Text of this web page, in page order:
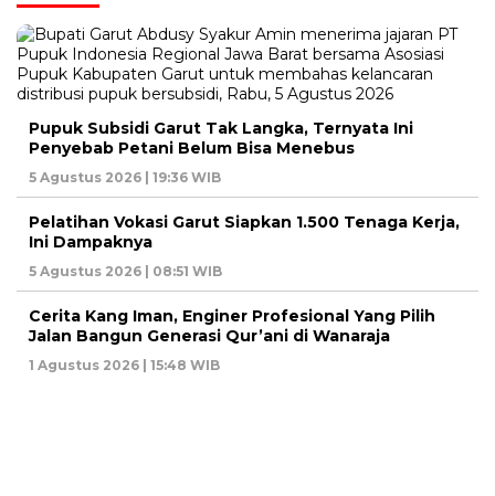
Pupuk Subsidi Garut Tak Langka, Ternyata Ini
Penyebab Petani Belum Bisa Menebus
5 Agustus 2026 | 19:36 WIB
Pelatihan Vokasi Garut Siapkan 1.500 Tenaga Kerja,
Ini Dampaknya
5 Agustus 2026 | 08:51 WIB
Cerita Kang Iman, Enginer Profesional Yang Pilih
Jalan Bangun Generasi Qur’ani di Wanaraja
1 Agustus 2026 | 15:48 WIB